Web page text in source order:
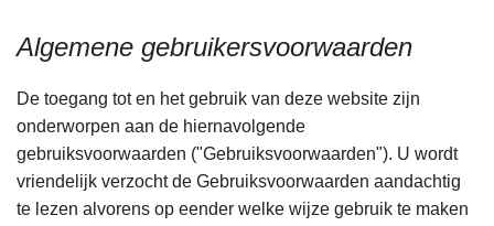
Algemene gebruikersvoorwaarden
De toegang tot en het gebruik van deze website zijn
onderworpen aan de hiernavolgende
gebruiksvoorwaarden ("Gebruiksvoorwaarden"). U wordt
vriendelijk verzocht de Gebruiksvoorwaarden aandachtig
te lezen alvorens op eender welke wijze gebruik te maken